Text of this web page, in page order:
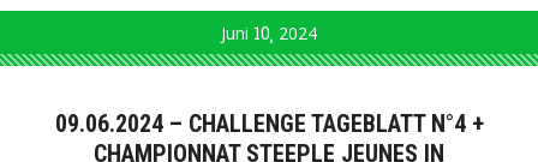
Juni 10 2024
09.06.2024 – CHALLENGE TAGEBLATT N°4 +
CHAMPIONNAT STEEPLE JEUNES IN